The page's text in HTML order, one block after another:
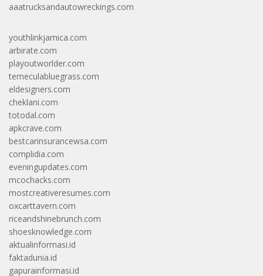
aaatrucksandautowreckings.com
youthlinkjamica.com
arbirate.com
playoutworlder.com
temeculabluegrass.com
eldesigners.com
cheklani.com
totodal.com
apkcrave.com
bestcarinsurancewsa.com
complidia.com
eveningupdates.com
mcochacks.com
mostcreativeresumes.com
oxcarttavern.com
riceandshinebrunch.com
shoesknowledge.com
aktualinformasi.id
faktadunia.id
gapurainformasi.id